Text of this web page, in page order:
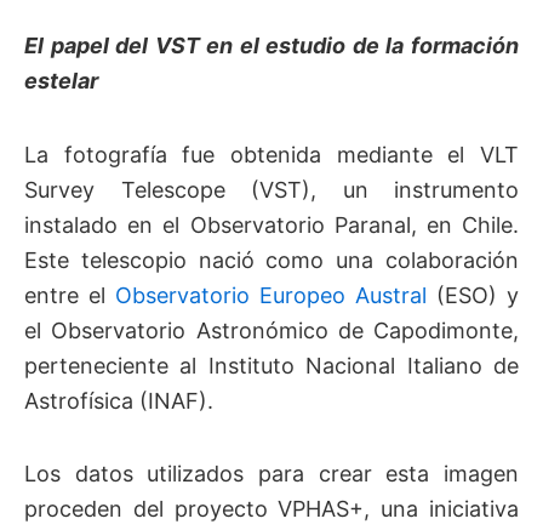
El papel del VST en el estudio de la formación
estelar
La fotografía fue obtenida mediante el VLT
Survey Telescope (VST), un instrumento
instalado en el Observatorio Paranal, en Chile.
Este telescopio nació como una colaboración
entre el Observatorio Europeo Austral (ESO) y
el Observatorio Astronómico de Capodimonte,
perteneciente al Instituto Nacional Italiano de
Astrofísica (INAF).
Los datos utilizados para crear esta imagen
proceden del proyecto VPHAS+, una iniciativa